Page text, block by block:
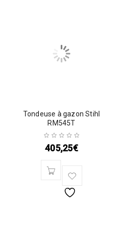
Tondeuse à gazon Stihl
RM545T
405,25€